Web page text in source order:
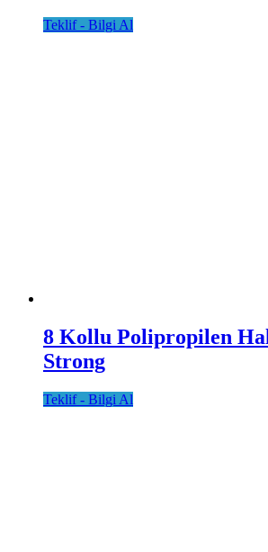
Teklif - Bilgi Al
8 Kollu Polipropilen
Strong
Teklif - Bilgi Al